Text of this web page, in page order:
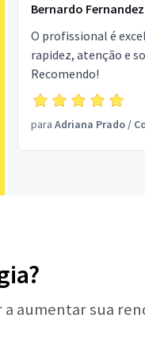
Bernardo Fernandez
O profissional é
rapidez, atenção e
Recomendo!
para Adriana Prado/
a aumentar sua